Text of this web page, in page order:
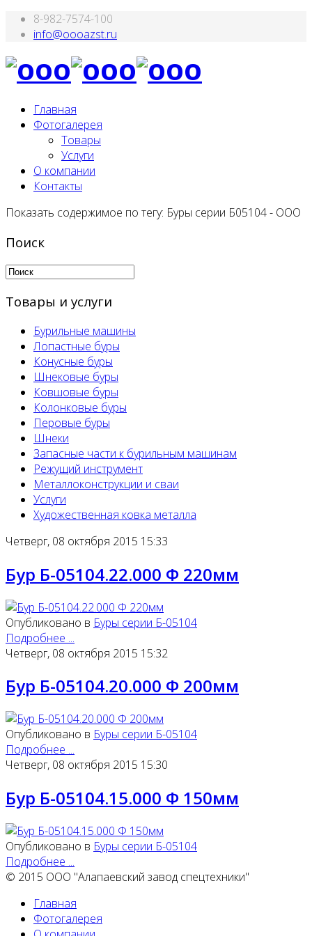
8-982-7574-100
Главная
Фотогалерея
Товары
Услуги
О компании
Контакты
Показать содержимое по тегу: Буры серии Б05104 - ООО
Поиск
Товары и услуги
Бурильные машины
Лопастные буры
Конусные буры
Шнековые буры
Ковшовые буры
Колонковые буры
Перовые буры
Шнеки
Запасные части к бурильным машинам
Режущий инструмент
Металлоконструкции и сваи
Услуги
Художественная ковка металла
Четверг, 08 октября 2015 15:33
Бур Б-05104.22.000 Ф 220мм
Опубликовано в Буры серии Б-05104
Подробнее ...
Четверг, 08 октября 2015 15:32
Бур Б-05104.20.000 Ф 200мм
Опубликовано в Буры серии Б-05104
Подробнее ...
Четверг, 08 октября 2015 15:30
Бур Б-05104.15.000 Ф 150мм
Опубликовано в Буры серии Б-05104
Подробнее ...
© 2015 ООО "Алапаевский завод спецтехники"
Главная
Фотогалерея